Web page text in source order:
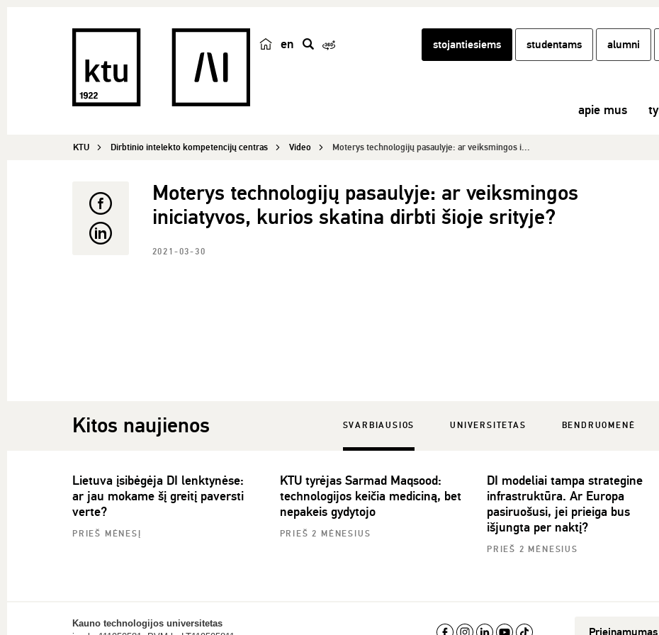
en
k
stojantiesiems studentams alumni
apie mus
KTU Dirbtinio intelekto kompetencijų centras Video Moterys technologijų pasaulyje: ar veiksmingos i...
Moterys technologijų pasaulyje: ar veiksmingos
iniciatyvos, kurios skatina dirbti šioje srityje?
2021-03-30
Kitos naujienos SVARBIAUSIOS UNIVERSITETAS BENDRUOMENĖ
Lietuva įsibėgėja DI lenktynėse:
ar jau mokame šį greitį paversti
verte?
PRIEŠ MĖNESĮ
KTU tyrėjas Sarmad Maqsood:
technologijos keičia mediciną, bet
nepakeis gydytojo
PRIEŠ 2 MĖNESIUS
DI modeliai tampa strategine
infrastruktūra. Ar Europa
pasiruošusi, jei prieiga bus
išjungta per naktį?
PRIEŠ 2 MĖNESIUS
Kauno technologijos universitetas
Prieinamumas